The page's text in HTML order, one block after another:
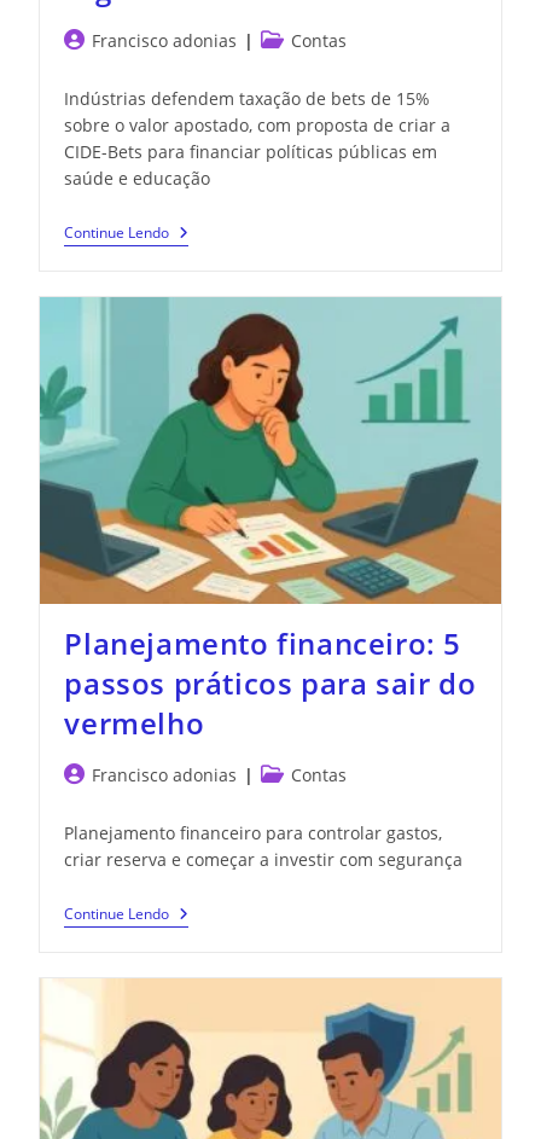
Francisco adonias Contas
Indústrias defendem taxação de bets de 15%
sobre o valor apostado, com proposta de criar a
CIDE-Bets para financiar políticas públicas em
saúde e educação
Continue Lendo
Planejamento financeiro: 5
passos práticos para sair do
vermelho
Francisco adonias Contas
Planejamento financeiro para controlar gastos,
criar reserva e começar a investir com segurança
Continue Lendo